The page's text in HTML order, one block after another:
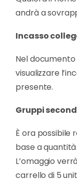
andrà a
Incasso
Nel
visualizzare
presente.
Gruppi
È ora possibile
base a
L’omaggio
carrello di 5